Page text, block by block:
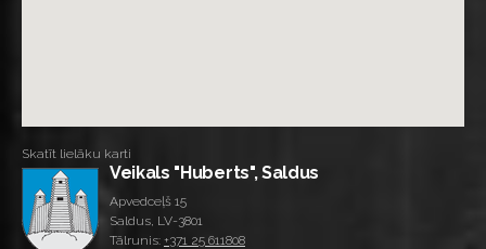
Skatīt lielāku karti
Veikals "Huberts", Saldus
Apvedceļš 15
Saldus, LV-3801
Tālrunis: +371 25 611808